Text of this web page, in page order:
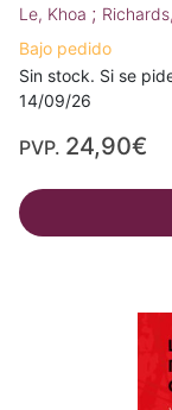
Le, Khoa ;
Bajo pedido
Sin stock. Si se
14/09/26
PVP. 24,90€